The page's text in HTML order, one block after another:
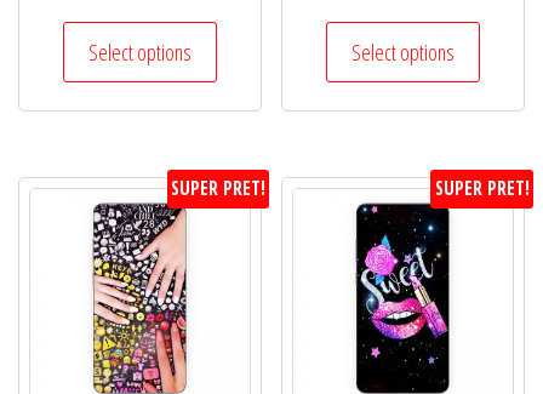
Select options Select options
SUPER PRET! SUPER PRET!